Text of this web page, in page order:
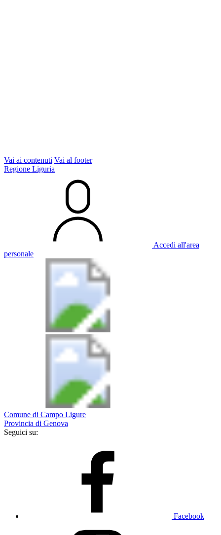
Vai ai contenuti Vai al footer
Regione Liguria
Accedi all'area
personale
Comune di Campo Ligure
Provincia di Genova
Seguici su:
Facebook